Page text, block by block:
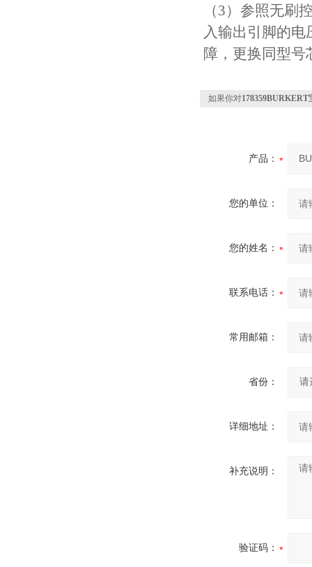
（3）参照无
入输出引脚的
障，更换同型号
如果你对
产品：
您的单位：
您的姓名：
联系电话：
常用邮箱：
省份：
详细地址：
补充说明：
验证码：